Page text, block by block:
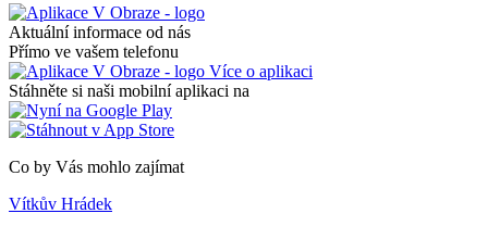
Aktuální informace od nás
Přímo ve vašem telefonu
Více o aplikaci
Stáhněte si naši mobilní aplikaci na
Co by Vás mohlo zajímat
Vítkův Hrádek